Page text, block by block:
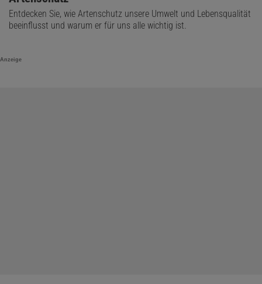
Entdecken Sie, wie Artenschutz unsere Umwelt und Lebensqualität
beeinflusst und warum er für uns alle wichtig ist.
Anzeige